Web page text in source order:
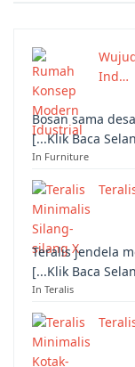
Ind…
Bosan sama
[...Klik Baca
In Furniture
Teralis jendela
[...Klik Baca
In Teralis